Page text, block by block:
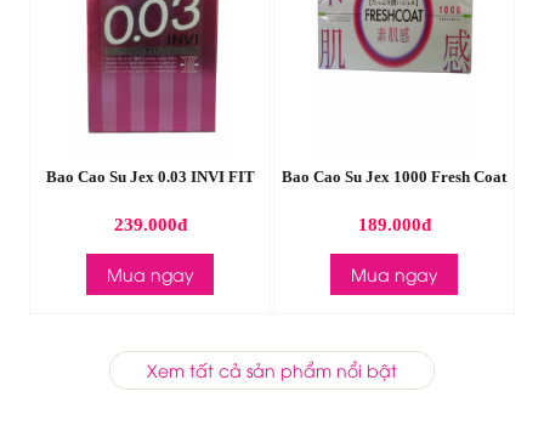
Bao Cao Su Jex 0.03 INVI FIT
239.000đ
Mua ngay
Bao Cao Su Jex 1000 Fresh Coat
189.000đ
Mua ngay
Xem tất cả sản phẩm nổi bật